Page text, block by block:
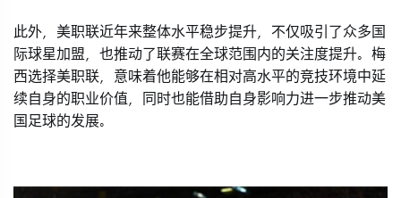
此外，美职联近年来整体水平稳步提升，不仅吸引了众多国
际球星加盟，也推动了联赛在全球范围内的关注度提升。梅
西选择美职联，意味着他能够在相对高水平的竞技环境中延
续自身的职业价值，同时也能借助自身影响力进一步推动美
国足球的发展。